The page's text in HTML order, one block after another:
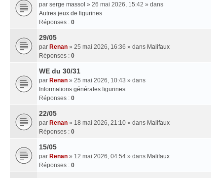
par serge massol » 26 mai 2026, 15:42 » dans
Autres jeux de figurines
Réponses : 0
29/05
par Renan » 25 mai 2026, 16:36 » dans Malifaux
Réponses : 0
WE du 30/31
par Renan » 25 mai 2026, 10:43 » dans
Informations générales figurines
Réponses : 0
22/05
par Renan » 18 mai 2026, 21:10 » dans Malifaux
Réponses : 0
15/05
par Renan » 12 mai 2026, 04:54 » dans Malifaux
Réponses : 0